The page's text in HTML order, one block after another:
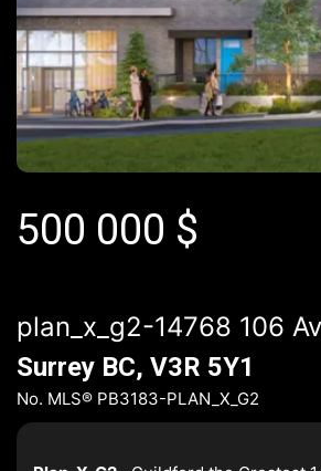
500 000 $
plan_x_g2-14768 106
Surrey BC, V3R 5Y1
No. MLS® PB3183-PLAN_X_G2